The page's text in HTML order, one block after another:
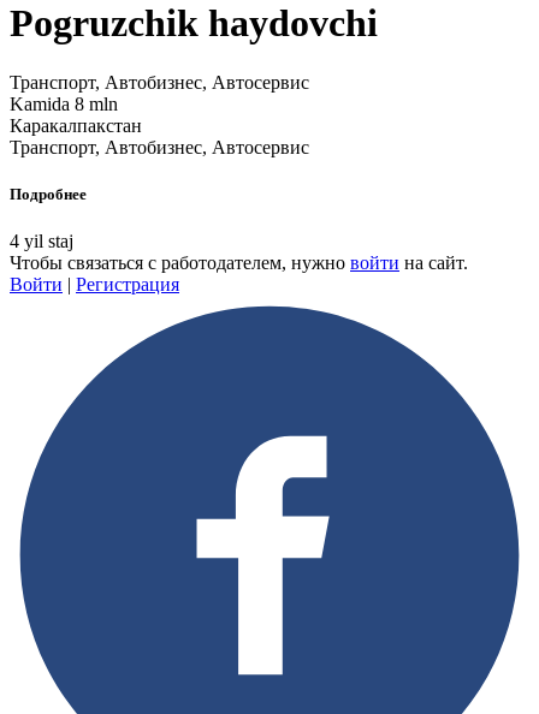
Pogruzchik haydovchi
Транспорт, Автобизнес, Автосервис
Kamida 8 mln
Каракалпакстан
Транспорт, Автобизнес, Автосервис
Подробнее
4 yil staj
Чтобы связаться с работодателем, нужно войти на сайт.
Войти | Регистрация